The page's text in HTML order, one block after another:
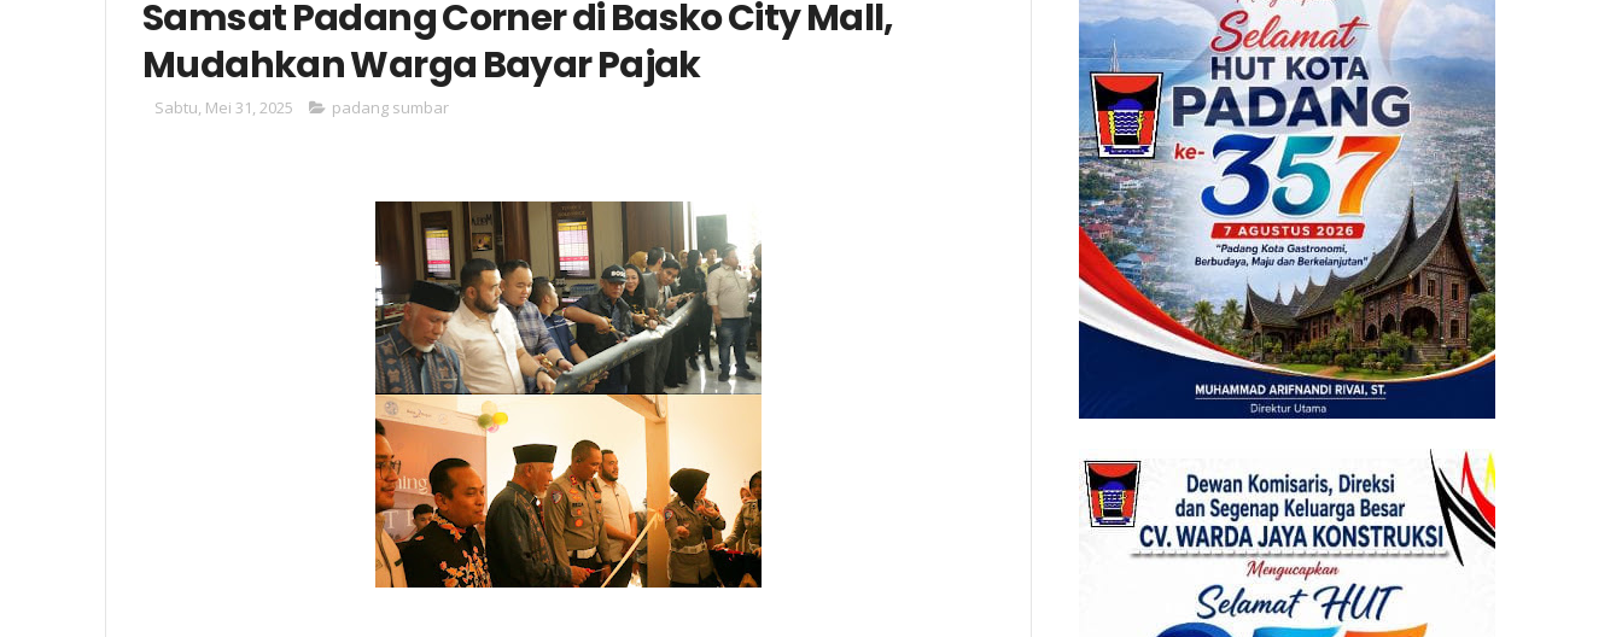
Samsat Padang Corner di Basko City Mall,
Mudahkan Warga Bayar Pajak
Sabtu, Mei 31, 2025 padang sumbar